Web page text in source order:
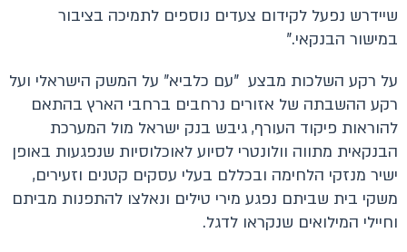
שיידרש נפעל לקידום צעדים נוספים לתמיכה בציבור
במישור הבנקאי."
על רקע השלכות מבצע "עם כלביא" על המשק הישראלי ועל
רקע ההשבתה של אזורים נרחבים ברחבי הארץ בהתאם
להוראות פיקוד העורף, גיבש בנק ישראל מול המערכת
הבנקאית מתווה וולונטרי לסיוע לאוכלוסיות שנפגעות באופן
ישיר מנזקי הלחימה ובכללם בעלי עסקים קטנים וזעירים,
משקי בית שביתם נפגע מירי טילים ונאלצו להתפנות מביתם
וחיילי המילואים שנקראו לדגל.